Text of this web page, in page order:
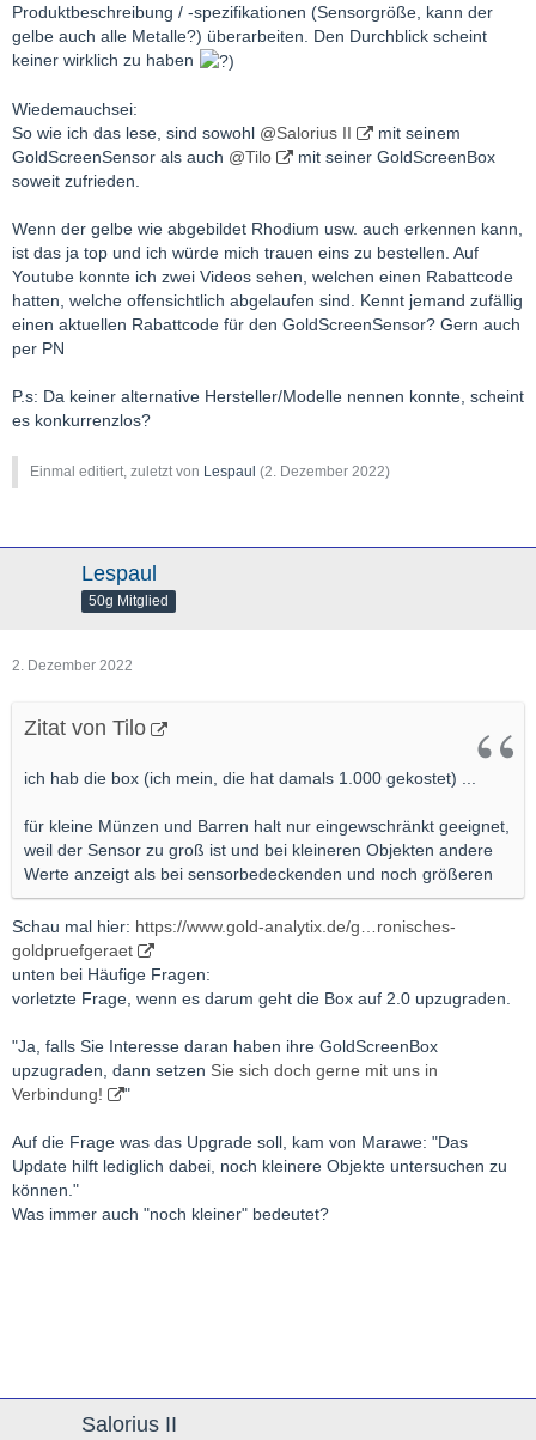
Produktbeschreibung / -spezifikationen (Sensorgröße, kann der
gelbe auch alle Metalle?) überarbeiten. Den Durchblick scheint
keiner wirklich zu haben
Wiedemauchsei:
So wie ich das lese, sind sowohl @Salorius II
mit seinem
GoldScreenSensor als auch @Tilo
mit seiner GoldScreenBox
soweit zufrieden.
Wenn der gelbe wie abgebildet Rhodium usw. auch erkennen kann,
ist das ja top und ich würde mich trauen eins zu bestellen. Auf
Youtube konnte ich zwei Videos sehen, welchen einen Rabattcode
hatten, welche offensichtlich abgelaufen sind. Kennt jemand zufällig
einen aktuellen Rabattcode für den GoldScreenSensor? Gern auch
per PN
P.s: Da keiner alternative Hersteller/Modelle nennen konnte, scheint
es konkurrenzlos?
Einmal editiert, zuletzt von Lespaul (2. Dezember 2022)
Lespaul
50g Mitglied
2. Dezember 2022
Zitat von Tilo
ich hab die box (ich mein, die hat damals 1.000 gekostet) ...
für kleine Münzen und Barren halt nur eingewschränkt geeignet,
weil der Sensor zu groß ist und bei kleineren Objekten andere
Werte anzeigt als bei sensorbedeckenden und noch größeren
Schau mal hier: https://www.gold-analytix.de/g…ronisches-
goldpruefgeraet
unten bei Häufige Fragen:
vorletzte Frage, wenn es darum geht die Box auf 2.0 upzugraden.
"Ja, falls Sie Interesse daran haben ihre GoldScreenBox
upzugraden, dann setzen Sie sich doch gerne mit uns in
Verbindung!
"
Auf die Frage was das Upgrade soll, kam von Marawe: "Das
Update hilft lediglich dabei, noch kleinere Objekte untersuchen zu
können."
Was immer auch "noch kleiner" bedeutet?
Salorius II